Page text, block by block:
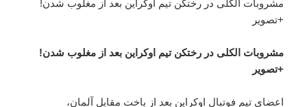
مشروبات الکلی در رختکن تیم اوکراین بعد از مغلوب شدن!
+تصویر
مشروبات الکلی در رختکن تیم اوکراین بعد از مغلوب شدن!
+تصویر
اعضای تیم فوتبال اوکراین بعد از باخت مقابل آلمان،